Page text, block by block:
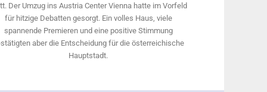
Der Umzug ins Austria Center Vienna hatte im Vorfeld
für hitzige Debatten gesorgt. Ein volles Haus, viele
spannende Premieren und eine positive Stimmung
aber die Entscheidung für die österreichische
Hauptstadt.